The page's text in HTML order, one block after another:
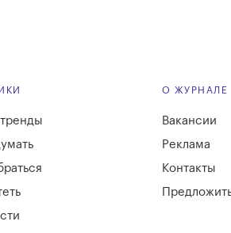
О ЖУРНАЛЕ
Вакансии
Реклама
Контакты